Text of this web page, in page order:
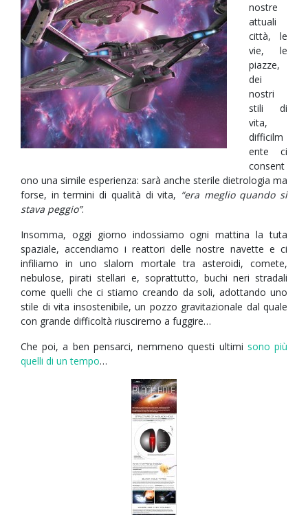
nostre
attuali
città, le
vie, le
piazze,
dei
nostri
stili di
vita,
difficilm
ente ci
consent
ono una simile esperienza: sarà anche sterile dietrologia ma
forse, in termini di qualità di vita, “era meglio quando si
stava peggio”.
Insomma, oggi giorno indossiamo ogni mattina la tuta
spaziale, accendiamo i reattori delle nostre navette e ci
infiliamo in uno slalom mortale tra asteroidi, comete,
nebulose, pirati stellari e, soprattutto, buchi neri stradali
come quelli che ci stiamo creando da soli, adottando uno
stile di vita insostenibile, un pozzo gravitazionale dal quale
con grande difficoltà riusciremo a fuggire…
Che poi, a ben pensarci, nemmeno questi ultimi sono più
quelli di un tempo…